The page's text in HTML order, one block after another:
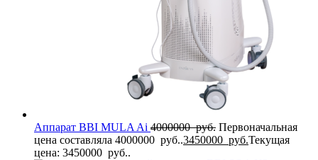
Аппарат BBI MULA Ai 4000000руб. Первоначальная
цена составляла 4000000 руб..3450000 руб.Текущая
цена: 3450000 руб..